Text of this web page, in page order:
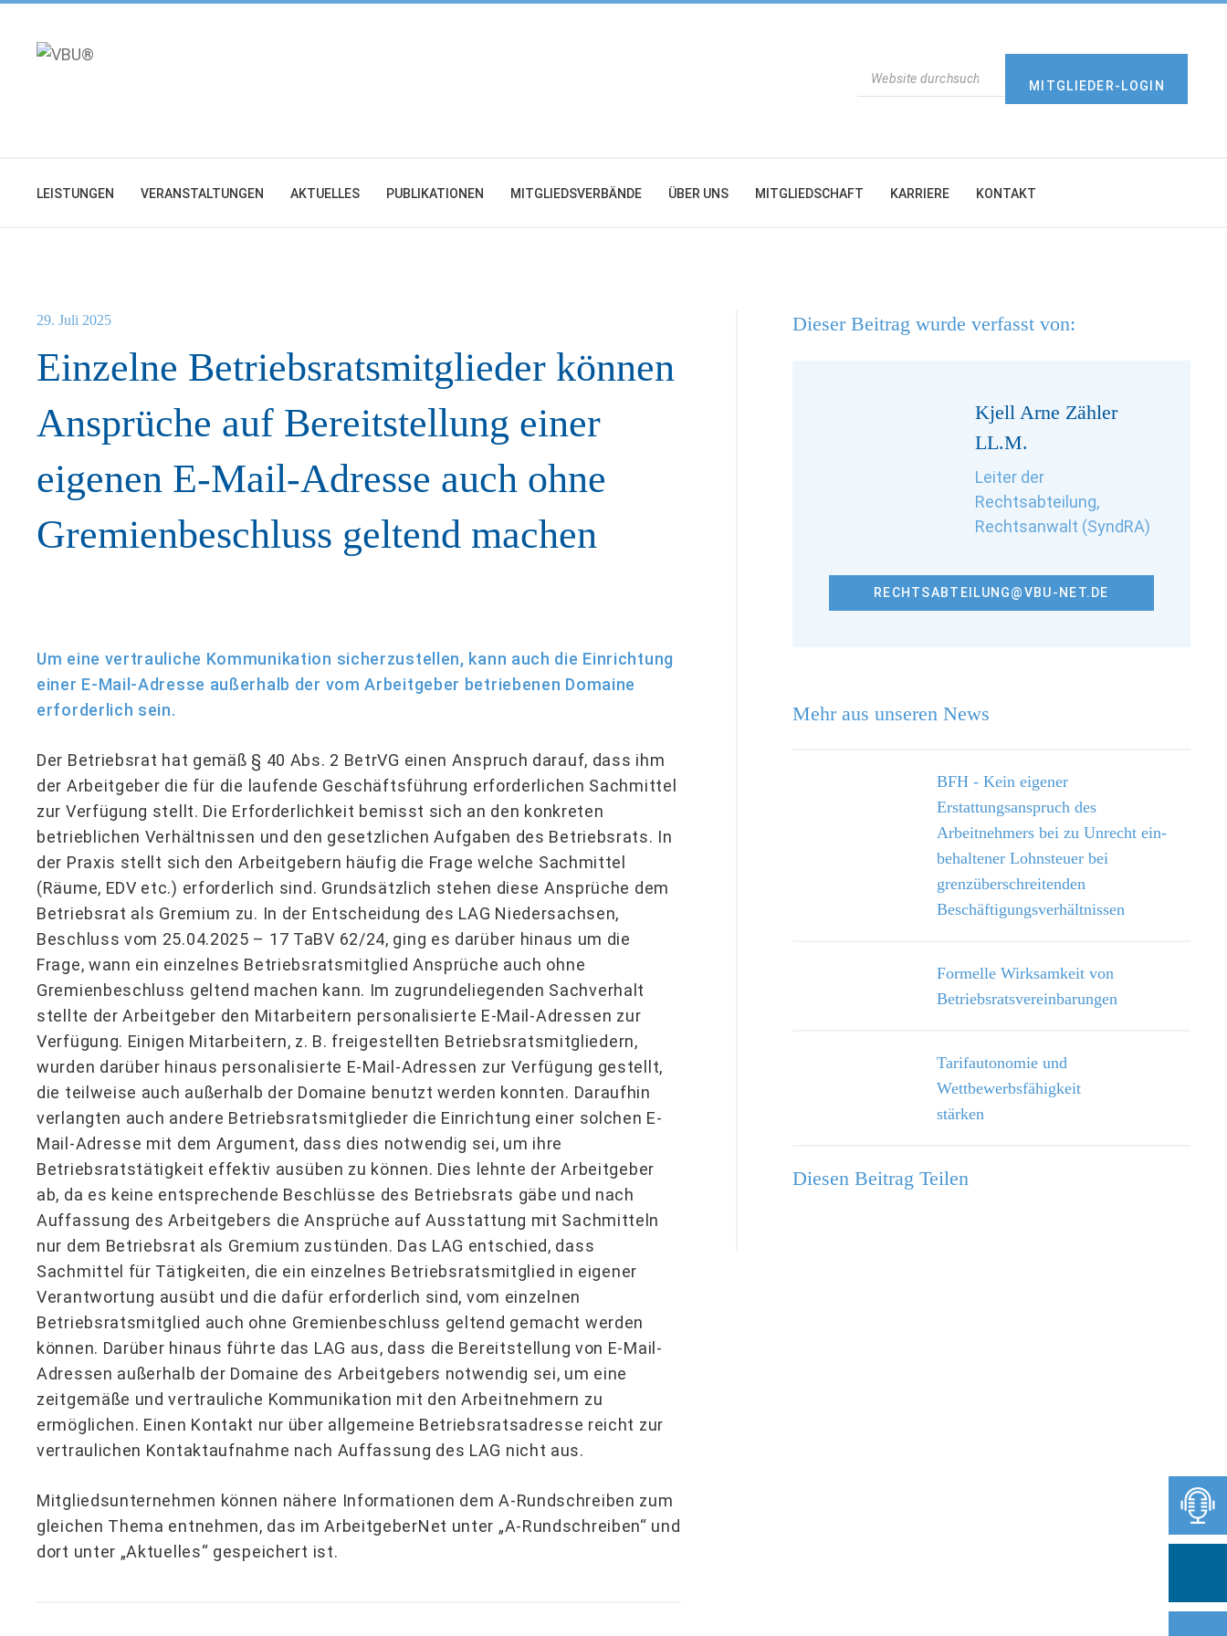
springen
MITGLIEDER-LOGIN
LEISTUNGEN VERANSTALTUNGEN AKTUELLES PUBLIKATIONEN MITGLIEDSVERBÄNDE ÜBER UNS MITGLIEDSCHAFT KARRIERE KONTAKT
Einzelne Betriebsratsmitglieder können
Ansprüche auf Bereitstellung einer
eigenen E-Mail-Adresse auch ohne
Gremienbeschluss geltend machen
29. Juli 2025
Um eine vertrauliche Kommunikation sicherzustellen, kann auch die Einrichtung
einer E-Mail-Adresse außerhalb der vom Arbeitgeber betriebenen Domaine
erforderlich sein.
Der Betriebsrat hat gemäß § 40 Abs. 2 BetrVG einen Anspruch darauf, dass ihm
der Arbeitgeber die für die laufende Geschäftsführung erforderlichen Sachmittel
zur Verfügung stellt. Die Erforderlichkeit bemisst sich an den konkreten
betrieblichen Verhältnissen und den gesetzlichen Aufgaben des Betriebsrats. In
der Praxis stellt sich den Arbeitgebern häufig die Frage welche Sachmittel
(Räume, EDV etc.) erforderlich sind. Grundsätzlich stehen diese Ansprüche dem
Betriebsrat als Gremium zu. In der Entscheidung des LAG Niedersachsen,
Beschluss vom 25.04.2025 – 17 TaBV 62/24, ging es darüber hinaus um die
Frage, wann ein einzelnes Betriebsratsmitglied Ansprüche auch ohne
Gremienbeschluss geltend machen kann. Im zugrundeliegenden Sachverhalt
stellte der Arbeitgeber den Mitarbeitern personalisierte E-Mail-Adressen zur
Verfügung. Einigen Mitarbeitern, z. B. freigestellten Betriebsratsmitgliedern,
wurden darüber hinaus personalisierte E-Mail-Adressen zur Verfügung gestellt,
die teilweise auch außerhalb der Domaine benutzt werden konnten. Daraufhin
verlangten auch andere Betriebsratsmitglieder die Einrichtung einer solchen E-
Mail-Adresse mit dem Argument, dass dies notwendig sei, um ihre
Betriebsratstätigkeit effektiv ausüben zu können. Dies lehnte der Arbeitgeber
ab, da es keine entsprechende Beschlüsse des Betriebsrats gäbe und nach
Auffassung des Arbeitgebers die Ansprüche auf Ausstattung mit Sachmitteln
nur dem Betriebsrat als Gremium zustünden. Das LAG entschied, dass
Sachmittel für Tätigkeiten, die ein einzelnes Betriebsratsmitglied in eigener
Verantwortung ausübt und die dafür erforderlich sind, vom einzelnen
Betriebsratsmitglied auch ohne Gremienbeschluss geltend gemacht werden
können. Darüber hinaus führte das LAG aus, dass die Bereitstellung von E-Mail-
Adressen außerhalb der Domaine des Arbeitgebers notwendig sei, um eine
zeitgemäße und vertrauliche Kommunikation mit den Arbeitnehmern zu
ermöglichen. Einen Kontakt nur über allgemeine Betriebsratsadresse reicht zur
vertraulichen Kontaktaufnahme nach Auffassung des LAG nicht aus.
Mitgliedsunternehmen können nähere Informationen dem A-Rundschreiben zum
gleichen Thema entnehmen, das im ArbeitgeberNet unter „A-Rundschreiben“ und
dort unter „Aktuelles“ gespeichert ist.
Mehr aus unseren News
BFH - Kein eigener
Erstattungsanspruch des
Arbeitnehmers bei zu Unrecht ein­
behaltener Lohnsteuer bei
grenzüberschreitenden
Beschäftigungsverhältnissen
Formelle Wirksamkeit von
Betriebsratsvereinbarungen
Tarifautonomie und
Wettbewerbsfähigkeit
stärken
Dieser Beitrag wurde verfasst von:
Kjell Arne Zähler
LL.M.
Leiter der
Rechtsabteilung,
Rechtsanwalt (SyndRA)
RECHTSABTEILUNG@VBU-NET.DE
Diesen Beitrag Teilen